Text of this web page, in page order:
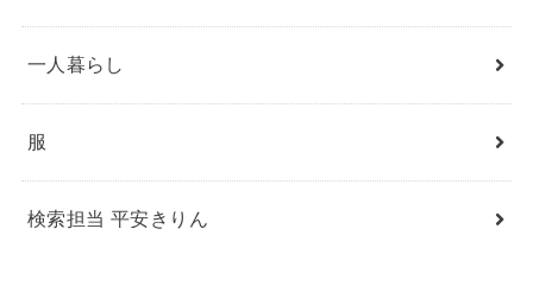
一人暮らし
服
検索担当 平安きりん